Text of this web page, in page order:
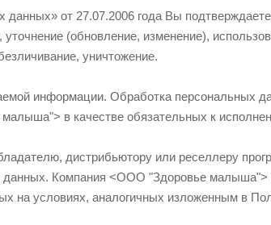
от 27.07.2006 года Вы
(обновление, изменение),
уничтожение.
информации. Обработка персональных
в качестве обязательных к
дистрибьютору или реселлеру
Компания <ООО "Здоровье малыша">
на условиях, аналогичных изложенным в